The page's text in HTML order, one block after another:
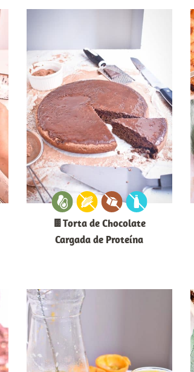
🍫Torta de Chocolate
Cargada de Proteína